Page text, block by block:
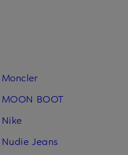
Moncler
MOON BOOT
Nike
Nudie Jeans